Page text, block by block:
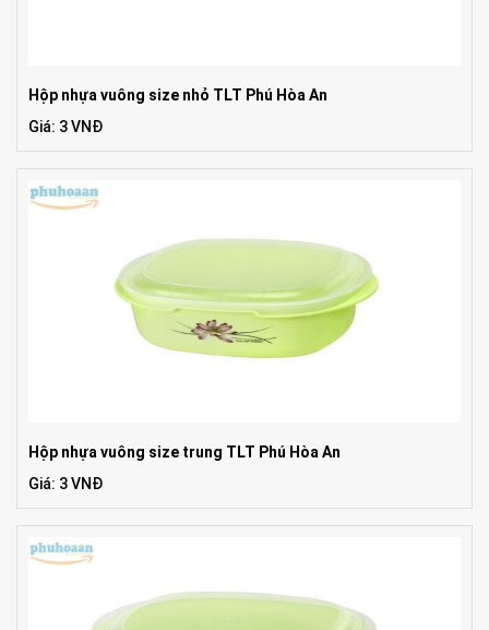
Hộp nhựa vuông size nhỏ TLT Phú Hòa An
Giá: 3 VNĐ
Hộp nhựa vuông size trung TLT Phú Hòa An
Giá: 3 VNĐ